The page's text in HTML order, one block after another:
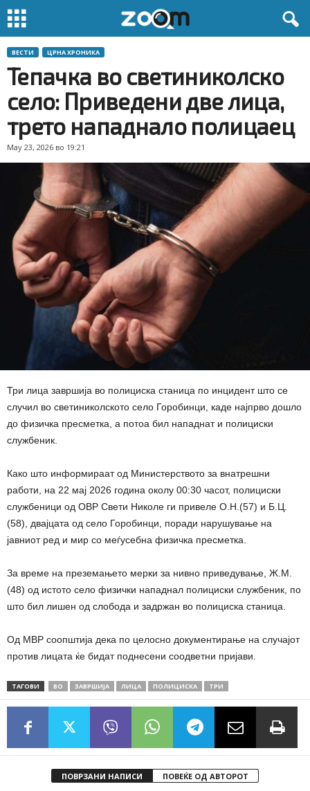
ВЕСТИ ЦРНА ХРОНИКА
Тепачка во светиниколско
село: Приведени две лица,
трето нападнало полицаец
May 23, 2026 во 19:21
Три лица завршија во полициска станица по инцидент што се
случил во светиниколското село Горобинци, каде најпрво дошло
до физичка пресметка, а потоа бил нападнат и полициски
службеник.
Како што информираат од Министерството за внатрешни
работи, на 22 мај 2026 година околу 00:30 часот, полициски
службеници од ОВР Свети Николе ги привеле О.Н.(57) и Б.Ц.
(58), двајцата од село Горобинци, поради нарушување на
јавниот ред и мир со меѓусебна физичка пресметка.
За време на преземањето мерки за нивно приведување, Ж.М.
(48) од истото село физички нападнал полициски службеник, по
што бил лишен од слобода и задржан во полициска станица.
Од МВР соопштија дека по целосно документирање на случајот
против лицата ќе бидат поднесени соодветни пријави.
ТАГОВИ ВО ЗАВРШИЈА ЛИЦА ПОЛИЦИСКА ТРИ
ПОВРЗАНИ НАПИСИ ПОВЕЌЕ ОД АВТОРОТ